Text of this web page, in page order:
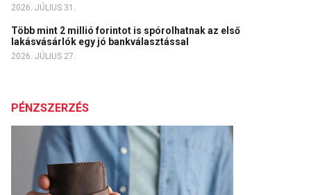
2026. JÚLIUS 31.
Több mint 2 millió forintot is spórolhatnak az első
lakásvásárlók egy jó bankválasztással
2026. JÚLIUS 27.
PÉNZSZERZÉS